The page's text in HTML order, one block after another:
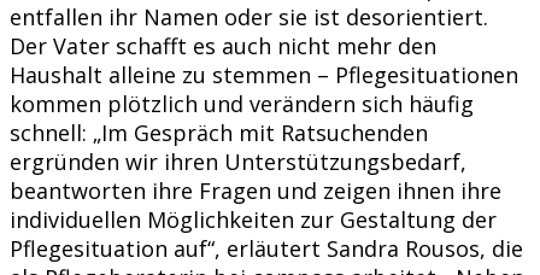
entfallen ihr Namen oder sie ist desorientiert.
Der Vater schafft es auch nicht mehr den
Haushalt alleine zu stemmen – Pflegesituationen
kommen plötzlich und verändern sich häufig
schnell: „Im Gespräch mit Ratsuchenden
ergründen wir ihren Unterstützungsbedarf,
beantworten ihre Fragen und zeigen ihnen ihre
individuellen Möglichkeiten zur Gestaltung der
Pflegesituation auf“, erläutert Sandra Rousos, die